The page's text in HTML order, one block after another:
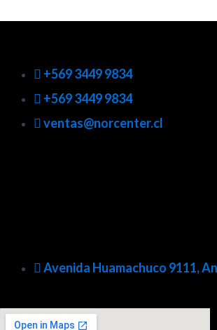
+569 3449 9834
+569 3449 9834
ventas@norcenter.cl
Avenida Huamachuco 9111,